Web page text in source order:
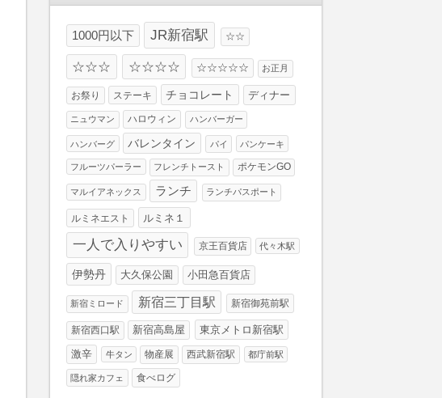
1000円以下 JR新宿駅 ☆☆
☆☆☆ ☆☆☆☆ ☆☆☆☆☆ お正月
お祭り ステーキ チョコレート ディナー
ニュウマン ハロウィン ハンバーガー
ハンバーグ バレンタイン パイ パンケーキ
フルーツパーラー フレンチトースト ポケモンGO
マルイアネックス ランチ ランチパスポート
ルミネエスト ルミネ１
一人で入りやすい 京王百貨店 代々木駅
伊勢丹 大久保公園 小田急百貨店
新宿ミロード 新宿三丁目駅 新宿御苑前駅
新宿西口駅 新宿高島屋
東京メトロ新宿駅
激辛
牛タン 物産展 西武新宿駅 都庁前駅
隠れ家カフェ 食べログ